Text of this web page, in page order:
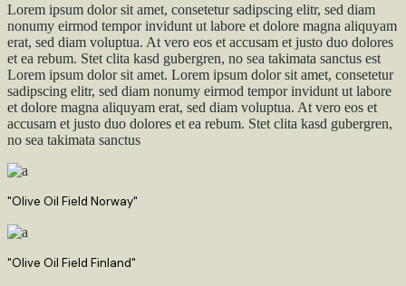
Lorem ipsum dolor sit amet, consetetur sadipscing elitr, sed diam
nonumy eirmod tempor invidunt ut labore et dolore magna aliquyam
erat, sed diam voluptua. At vero eos et accusam et justo duo dolores
et ea rebum. Stet clita kasd gubergren, no sea takimata sanctus est
Lorem ipsum dolor sit amet. Lorem ipsum dolor sit amet, consetetur
sadipscing elitr, sed diam nonumy eirmod tempor invidunt ut labore
et dolore magna aliquyam erat, sed diam voluptua. At vero eos et
accusam et justo duo dolores et ea rebum. Stet clita kasd gubergren,
no sea takimata sanctus
"Olive Oil Field Norway"
"Olive Oil Field Finland"